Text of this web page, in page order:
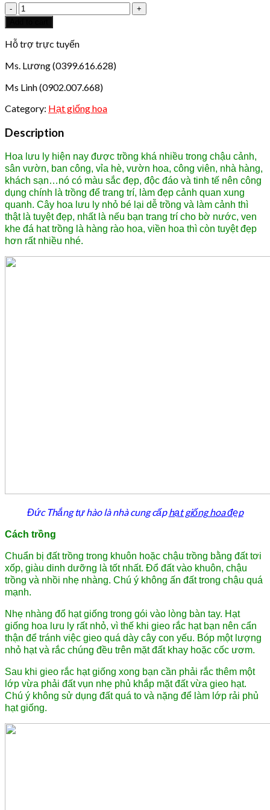
Hạt
giống
lưu
ly
quantity
Hỗ trợ trực tuyến
Ms. Lương (0399.616.628)
Ms Linh (0902.007.668)
Category: Hạt giống hoa
Description
Hoa lưu ly hiện nay được trồng khá nhiều trong chậu cảnh,
sân vườn, ban công, vỉa hè, vườn hoa, công viên, nhà hàng,
khách sạn…nó có màu sắc đẹp, độc đáo và tinh tế nên công
dụng chính là trồng để trang trí, làm đẹp cảnh quan xung
quanh. Cây hoa lưu ly nhỏ bé lại dễ trồng và làm cảnh thì
thật là tuyệt đẹp, nhất là nếu bạn trang trí cho bờ nước, ven
khe đá hat trồng là hàng rào hoa, viền hoa thì còn tuyệt đẹp
hơn rất nhiều nhé.
Đức Thắng tự hào là nhà cung cấphạt giống hoa đẹp
Cách trồng
Chuẩn bị đất trồng trong khuôn hoặc chậu trồng bằng đất tơi
xốp, giàu dinh dưỡng là tốt nhất. Đổ đất vào khuôn, chậu
trồng và nhồi nhẹ nhàng. Chú ý không ấn đất trong chậu quá
mạnh.
Nhẹ nhàng đổ hạt giống trong gói vào lòng bàn tay. Hạt
giống hoa lưu ly rất nhỏ, vì thế khi gieo rắc hạt bạn nên cẩn
thận để tránh việc gieo quá dày cây con yếu. Bóp một lượng
nhỏ hạt và rắc chúng đều trên mặt đất khay hoặc cốc ươm.
Sau khi gieo rắc hạt giống xong bạn cần phải rắc thêm một
lớp vừa phải đất vụn nhẹ phủ khắp mặt đất vừa gieo hạt.
Chú ý không sử dụng đất quá to và nặng để làm lớp rải phủ
hạt giống.